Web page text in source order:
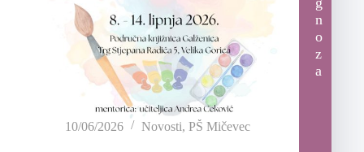
10/06/2026 Novosti, PŠ Mičevec
n
o
z
a